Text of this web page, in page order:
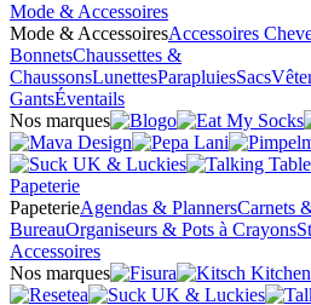
Mode & Accessoires
Mode & AccessoiresAccessoires
BonnetsChaussettes &
ChaussonsLunettesParapluiesSacs
GantsÉventails
Nos marques
Papeterie
PapeterieAgendas & PlannersCarnets
BureauOrganiseurs & Pots à Crayons
Accessoires
Nos marques